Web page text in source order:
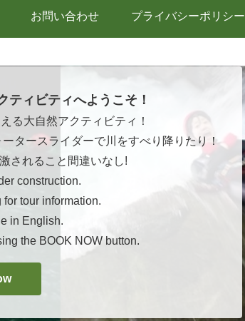
お問い合わせ プライバシーポリシー
ティビティへようこそ！
る大自然アクティビティ！
タースライダーで川をすべり降りたり！
されること間違いなし!
construction.
tour information.
in English.
the BOOK NOW button.